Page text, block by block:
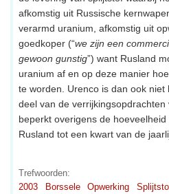
afkomstig uit Russische
verarmd uranium, afkomstig uit
goedkoper (“we zijn een
gewoon gunstig”) want Rusland
uranium af en op deze manier
te worden. Urenco is dan ook niet
deel van de
beperkt overigens de
Rusland tot een kwart van de
Trefwoorden:
2003
Borssele Opwerking